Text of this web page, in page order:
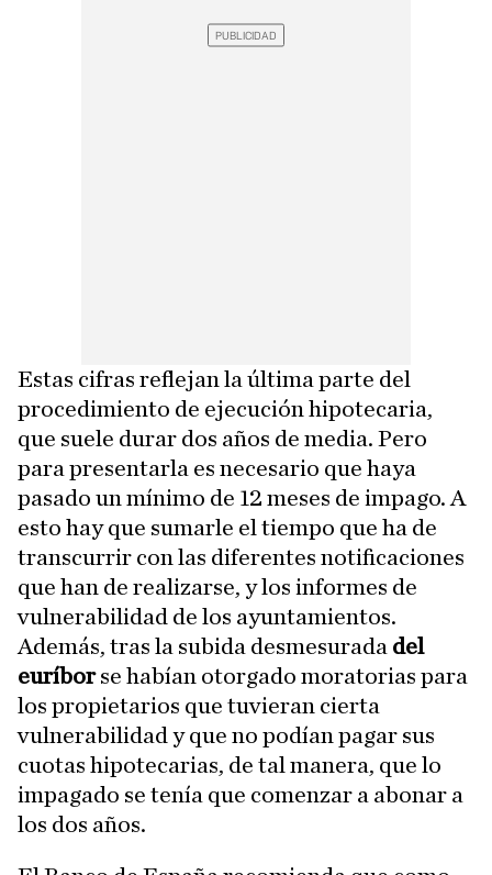
Estas cifras reflejan la última parte del
procedimiento de ejecución hipotecaria,
que suele durar dos años de media. Pero
para presentarla es necesario que haya
pasado un mínimo de 12 meses de impago. A
esto hay que sumarle el tiempo que ha de
transcurrir con las diferentes notificaciones
que han de realizarse, y los informes de
vulnerabilidad de los ayuntamientos.
Además, tras la subida desmesurada del
euríborse habían otorgado moratorias para
los propietarios que tuvieran cierta
vulnerabilidad y que no podían pagar sus
cuotas hipotecarias, de tal manera, que lo
impagado se tenía que comenzar a abonar a
los dos años.